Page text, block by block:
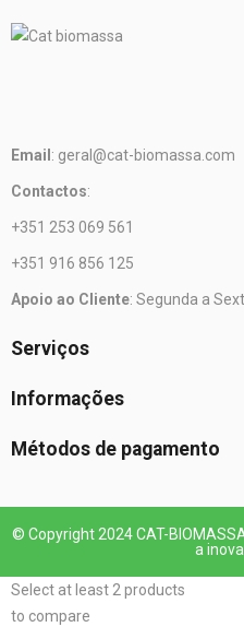
Email : geral@cat-biomassa.com
Contactos:
+351 253 069 561
+351 916 856 125
Apoio ao Cliente: Segunda a
Serviços
Informações
Métodos de pagamento
© Copyright 2024 CAT-
a
Select at least 2 products
to compare